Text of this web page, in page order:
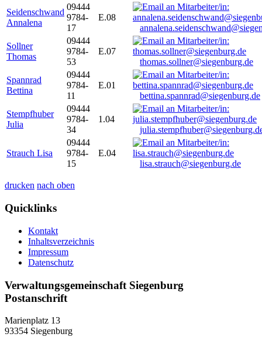
Seidenschwand
Annalena
09444
9784-
17
E.08
Sollner
Thomas
09444
9784-
53
E.07
thomas.sollner@siegenburg.de
Spannrad
Bettina
09444
9784-
11
E.01
bettina.spannrad@siegenburg.de
Stempfhuber
Julia
09444
9784-
34
1.04
Strauch Lisa
09444
9784-
15
E.04
lisa.strauch@siegenburg.de
drucken nach oben
Quicklinks
Kontakt
Inhaltsverzeichnis
Impressum
Datenschutz
Verwaltungsgemeinschaft Siegenburg
Postanschrift
Marienplatz 13
93354 Siegenburg